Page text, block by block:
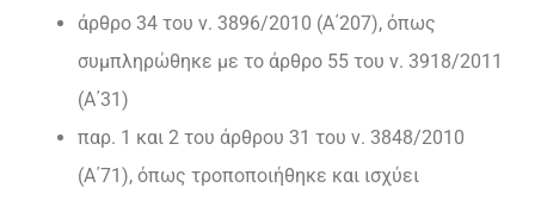
άρθρο 34 του ν. 3896/2010 (Α΄207), όπως
συμπληρώθηκε με το άρθρο 55 του ν. 3918/2011
(Α΄31)
παρ. 1 και 2 του άρθρου 31 του ν. 3848/2010
(Α΄71), όπως τροποποιήθηκε και ισχύει